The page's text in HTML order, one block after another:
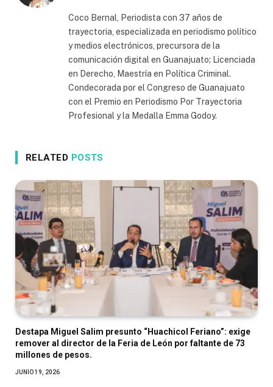
Coco Bernal, Periodista con 37 años de
trayectoria, especializada en periodismo político
y medios electrónicos, precursora de la
comunicación digital en Guanajuato; Licenciada
en Derecho, Maestría en Política Criminal.
Condecorada por el Congreso de Guanajuato
con el Premio en Periodismo Por Trayectoria
Profesional y la Medalla Emma Godoy.
RELATED POSTS
Destapa Miguel Salim presunto “Huachicol Feriano”: exige
remover al director de la Feria de León por faltante de 73
millones de pesos.
JUNIO 19, 2026